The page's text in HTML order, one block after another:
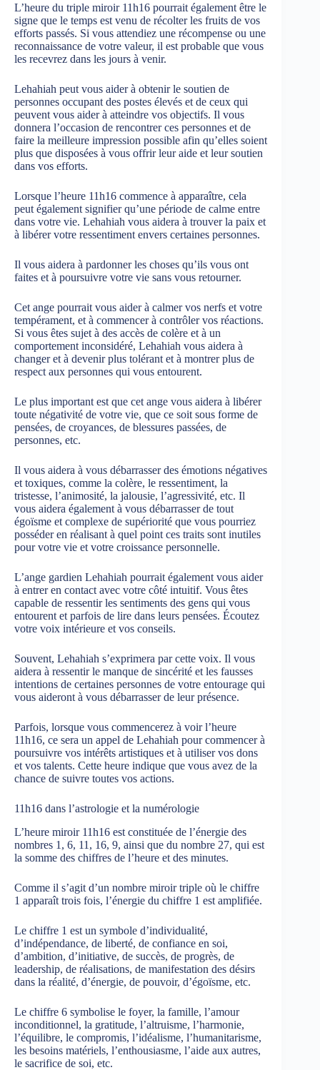
L’heure du triple miroir 11h16 pourrait également être le
signe que le temps est venu de récolter les fruits de vos
efforts passés. Si vous attendiez une récompense ou une
reconnaissance de votre valeur, il est probable que vous
les recevrez dans les jours à venir.
Lehahiah peut vous aider à obtenir le soutien de
personnes occupant des postes élevés et de ceux qui
peuvent vous aider à atteindre vos objectifs. Il vous
donnera l’occasion de rencontrer ces personnes et de
faire la meilleure impression possible afin qu’elles soient
plus que disposées à vous offrir leur aide et leur soutien
dans vos efforts.
Lorsque l’heure 11h16 commence à apparaître, cela
peut également signifier qu’une période de calme entre
dans votre vie. Lehahiah vous aidera à trouver la paix et
à libérer votre ressentiment envers certaines personnes.
Il vous aidera à pardonner les choses qu’ils vous ont
faites et à poursuivre votre vie sans vous retourner.
Cet ange pourrait vous aider à calmer vos nerfs et votre
tempérament, et à commencer à contrôler vos réactions.
Si vous êtes sujet à des accès de colère et à un
comportement inconsidéré, Lehahiah vous aidera à
changer et à devenir plus tolérant et à montrer plus de
respect aux personnes qui vous entourent.
Le plus important est que cet ange vous aidera à libérer
toute négativité de votre vie, que ce soit sous forme de
pensées, de croyances, de blessures passées, de
personnes, etc.
Il vous aidera à vous débarrasser des émotions négatives
et toxiques, comme la colère, le ressentiment, la
tristesse, l’animosité, la jalousie, l’agressivité, etc. Il
vous aidera également à vous débarrasser de tout
égoïsme et complexe de supériorité que vous pourriez
posséder en réalisant à quel point ces traits sont inutiles
pour votre vie et votre croissance personnelle.
L’ange gardien Lehahiah pourrait également vous aider
à entrer en contact avec votre côté intuitif. Vous êtes
capable de ressentir les sentiments des gens qui vous
entourent et parfois de lire dans leurs pensées. Écoutez
votre voix intérieure et vos conseils.
Souvent, Lehahiah s’exprimera par cette voix. Il vous
aidera à ressentir le manque de sincérité et les fausses
intentions de certaines personnes de votre entourage qui
vous aideront à vous débarrasser de leur présence.
Parfois, lorsque vous commencerez à voir l’heure
11h16, ce sera un appel de Lehahiah pour commencer à
poursuivre vos intérêts artistiques et à utiliser vos dons
et vos talents. Cette heure indique que vous avez de la
chance de suivre toutes vos actions.
11h16 dans l’astrologie et la numérologie
L’heure miroir 11h16 est constituée de l’énergie des
nombres 1, 6, 11, 16, 9, ainsi que du nombre 27, qui est
la somme des chiffres de l’heure et des minutes.
Comme il s’agit d’un nombre miroir triple où le chiffre
1 apparaît trois fois, l’énergie du chiffre 1 est amplifiée.
Le chiffre 1 est un symbole d’individualité,
d’indépendance, de liberté, de confiance en soi,
d’ambition, d’initiative, de succès, de progrès, de
leadership, de réalisations, de manifestation des désirs
dans la réalité, d’énergie, de pouvoir, d’égoïsme, etc.
Le chiffre 6 symbolise le foyer, la famille, l’amour
inconditionnel, la gratitude, l’altruisme, l’harmonie,
l’équilibre, le compromis, l’idéalisme, l’humanitarisme,
les besoins matériels, l’enthousiasme, l’aide aux autres,
le sacrifice de soi, etc.